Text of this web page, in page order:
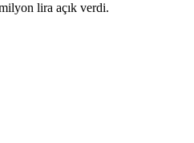
lira açık verdi.